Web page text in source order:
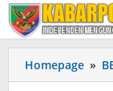
Lewati
ke
konten
Homepage »